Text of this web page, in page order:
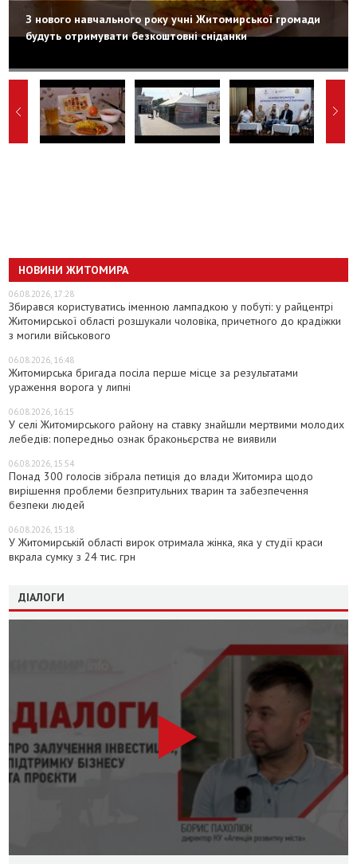
З нового навчального року учні Житомирської громади
будуть отримувати безкоштовні сніданки
НОВИНИ ЖИТОМИРА
06.08.2026, 17:28
Збирався користуватись іменною лампадкою у побуті: у райцентрі
Житомирської області розшукали чоловіка, причетного до крадіжки
з могили військового
06.08.2026, 16:48
Житомирська бригада посіла перше місце за результатами
ураження ворога у липні
06.08.2026, 16:15
У селі Житомирського району на ставку знайшли мертвими молодих
лебедів: попередньо ознак браконьєрства не виявили
06.08.2026, 15:54
Понад 300 голосів зібрала петиція до влади Житомира щодо
вирішення проблеми безпритульних тварин та забезпечення
безпеки людей
06.08.2026, 15:18
У Житомирській області вирок отримала жінка, яка у студії краси
вкрала сумку з 24 тис. грн
ДІАЛОГИ